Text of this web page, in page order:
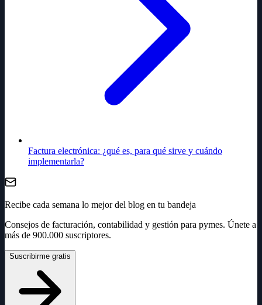
Factura electrónica: ¿qué es, para qué sirve y cuándo
implementarla?
Recibe cada semana lo mejor del blog en tu bandeja
Consejos de facturación, contabilidad y gestión para pymes. Únete a
más de 900.000 suscriptores.
Suscribirme gratis